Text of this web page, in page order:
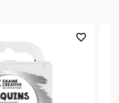
favorite_border